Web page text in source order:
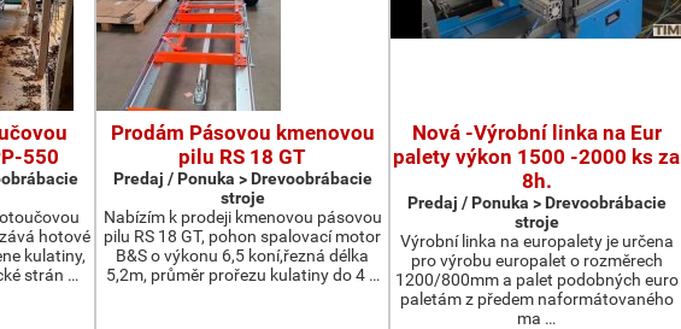
550
hotové
kulatiny,
strán …
Prodám Pásovou kmenovou
pilu RS 18 GT
Predaj / Ponuka > Drevoobrábacie
stroje
Nabízím k prodeji kmenovou pásovou
pilu RS 18 GT, pohon spalovací motor
B&S o výkonu 6,5 koní,řezná délka
5,2m, průměr prořezu kulatiny do 4 …
Nová -Výrobní linka na Eur
palety výkon 1500 -2000 ks za
8h.
Predaj / Ponuka > Drevoobrábacie
stroje
Výrobní linka na europalety je určena
pro výrobu europalet o rozměrech
1200/800mm a palet podobných euro
paletám z předem naformátovaného
ma …